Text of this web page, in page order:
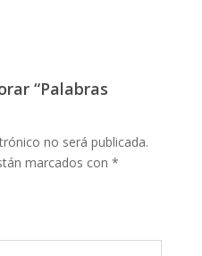
“Palabras
no será publicada.
marcados con *